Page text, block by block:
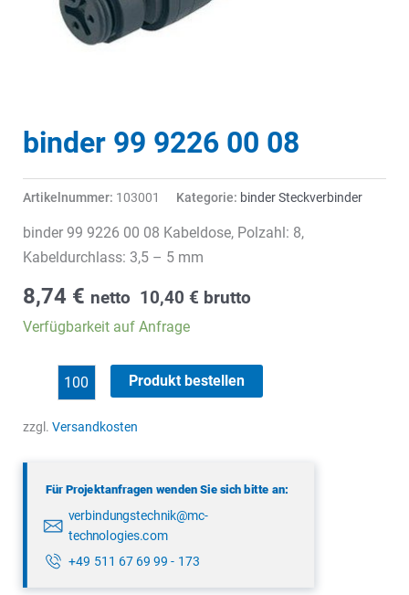
binder 99 9226 00 08
Artikelnummer: 103001 Kategorie: binder Steckverbinder
binder 99 9226 00 08 Kabeldose, Polzahl: 8,
Kabeldurchlass: 3,5 – 5 mm
8,74 € netto 10,40 € brutto
Verfügbarkeit auf Anfrage
9226
Menge
Produkt bestellen
zzgl. Versandkosten
Für Projektanfragen wenden Sie sich bitte an:
verbindungstechnik@mc-
technologies.com
+49 511 67 69 99 - 173